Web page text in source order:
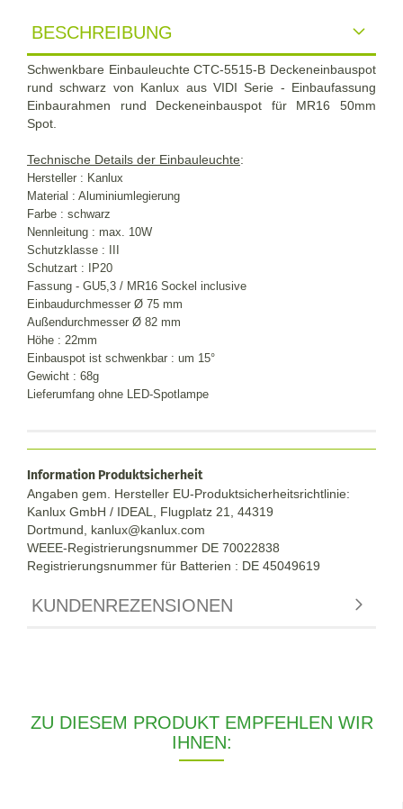
BESCHREIBUNG
Schwenkbare Einbauleuchte CTC-5515-B Deckeneinbauspot
rund schwarz von Kanlux aus VIDI Serie - Einbaufassung
Einbaurahmen rund Deckeneinbauspot für MR16 50mm
Spot.
Technische Details der Einbauleuchte:
Hersteller : Kanlux
Material : Aluminiumlegierung
Farbe : schwarz
Nennleitung : max. 10W
Schutzklasse : III
Schutzart : IP20
Fassung - GU5,3 / MR16 Sockel inclusive
Einbaudurchmesser Ø 75 mm
Außendurchmesser Ø 82 mm
Höhe : 22mm
Einbauspot ist schwenkbar : um 15°
Gewicht : 68g
Lieferumfang ohne LED-Spotlampe
Information Produktsicherheit
Angaben gem. Hersteller EU-Produktsicherheitsrichtlinie:
Kanlux GmbH / IDEAL, Flugplatz 21, 44319
Dortmund, kanlux@kanlux.com
WEEE-Registrierungsnummer DE 70022838
Registrierungsnummer für Batterien : DE 45049619
KUNDENREZENSIONEN
ZU DIESEM PRODUKT EMPFEHLEN WIR
IHNEN: